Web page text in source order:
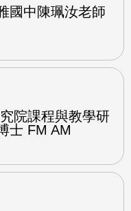
國中陳珮汝老師
院課程與教學研
士 FM AM